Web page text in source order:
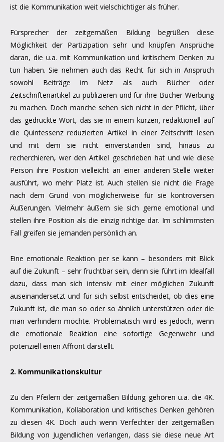
ist die Kommunikation weit vielschichtiger als früher.
Fürsprecher der zeitgemäßen Bildung begrüßen diese
Möglichkeit der Partizipation sehr und knüpfen Ansprüche
daran, die u.a. mit Kommunikation und kritischem Denken zu
tun haben. Sie nehmen auch das Recht für sich in Anspruch
sowohl Beiträge im Netz als auch Bücher oder
Zeitschriftenartikel zu publizieren und für ihre Bücher Werbung
zu machen. Doch manche sehen sich nicht in der Pflicht, über
das gedruckte Wort, das sie in einem kurzen, redaktionell auf
die Quintessenz reduzierten Artikel in einer Zeitschrift lesen
und mit dem sie nicht einverstanden sind, hinaus zu
recherchieren, wer den Artikel geschrieben hat und wie diese
Person ihre Position vielleicht an einer anderen Stelle weiter
ausführt, wo mehr Platz ist. Auch stellen sie nicht die Frage
nach dem Grund von möglicherweise für sie kontroversen
Äußerungen. Vielmehr äußern sie sich gerne emotional und
stellen ihre Position als die einzig richtige dar. Im schlimmsten
Fall greifen sie jemanden persönlich an.
Eine emotionale Reaktion per se kann – besonders mit Blick
auf die Zukunft – sehr fruchtbar sein, denn sie führt im Idealfall
dazu, dass man sich intensiv mit einer möglichen Zukunft
auseinandersetzt und für sich selbst entscheidet, ob dies eine
Zukunft ist, die man so oder so ähnlich unterstützen oder die
man verhindern möchte. Problematisch wird es jedoch, wenn
die emotionale Reaktion eine sofortige Gegenwehr und
potenziell einen Affront darstellt.
2. Kommunikationskultur
Zu den Pfeilern der zeitgemäßen Bildung gehören u.a. die 4K.
Kommunikation, Kollaboration und kritisches Denken gehören
zu diesen 4K. Doch auch wenn Verfechter der zeitgemäßen
Bildung von Jugendlichen verlangen, dass sie diese neue Art